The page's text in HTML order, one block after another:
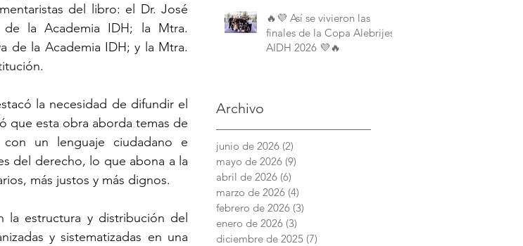
del libro: el Dr. José
de la Academia IDH; la Mtra.
de la Academia IDH; y la Mtra.
la necesidad de difundir el
que esta obra aborda temas de
un lenguaje ciudadano e
del derecho, lo que abona a la
más justos y más dignos.
la estructura y distribución del
y sistematizadas en una
🔥💜 Así se vivieron las
finales de la Copa Alebrijes
AIDH 2026 💜🔥
Archivo
junio de 2026 (2)
mayo de 2026 (9)
abril de 2026 (6)
marzo de 2026 (4)
febrero de 2026 (3)
enero de 2026 (3)
diciembre de 2025 (7)